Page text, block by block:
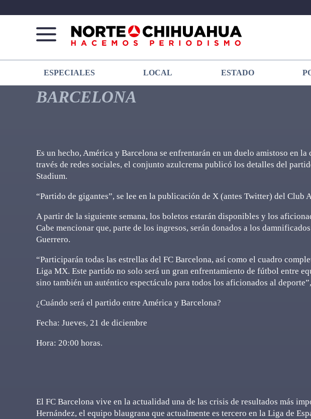
Norte
De
Chihuahua
Más
que
noticias,
hacemos periodismo
ESPECIALES LOCAL ESTADO
BARCELONA
Es un hecho, América y Barcelona se enfrentarán en un duelo amistoso en
través de redes sociales, el conjunto azulcrema publicó los detalles del
Stadium.
“Partido de gigantes”, se lee en la publicación de X (antes Twitter) del Club
A partir de la siguiente semana, los boletos estarán disponibles y los
Cabe mencionar que, parte de los ingresos, serán donados a los
Guerrero.
“Participarán todas las estrellas del FC Barcelona, así como el cuadro
Liga MX. Este partido no solo será un gran enfrentamiento de fútbol entre
sino también un auténtico espectáculo para todos los aficionados al
¿Cuándo será el partido entre América y Barcelona?
Fecha: Jueves, 21 de diciembre
Hora: 20:00 horas.
El FC Barcelona vive en la actualidad una de las crisis de resultados más
Hernández, el equipo blaugrana que actualmente es tercero en la Liga de